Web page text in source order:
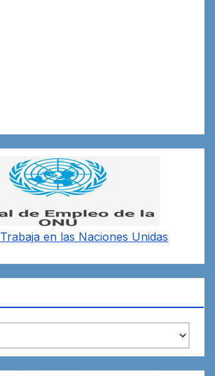
Trabaja en las Naciones Unidas